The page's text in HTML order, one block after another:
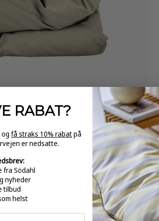
RABAT?
få straks 10% rabatpå
er nedsatte.
fra Södahl
nyheder
tilbud
helst